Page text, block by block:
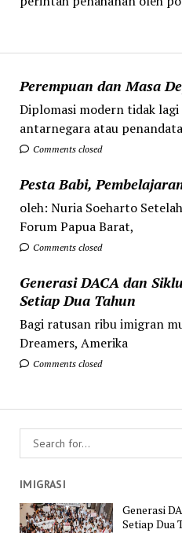
Perempuan dan Masa
Diplomasi modern tidak
antarnegara atau
Comments closed
Pesta Babi,
oleh: Nuria Soeharto
Forum Papua Barat,
Comments closed
Generasi DACA dan
Setiap Dua Tahun
Bagi ratusan ribu imigran
Dreamers, Amerika
Comments closed
IMIGRASI
Generasi
Setiap Dua